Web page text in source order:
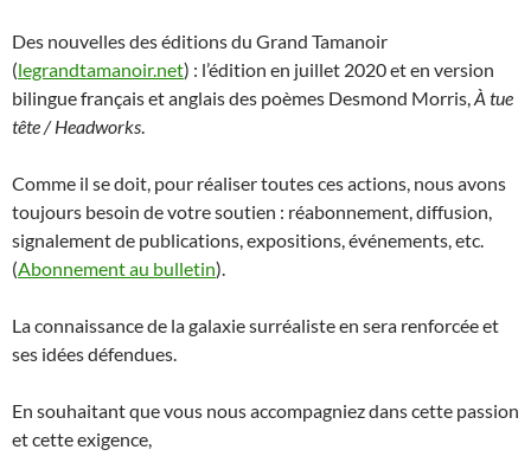
Des nouvelles des éditions du Grand Tamanoir
(legrandtamanoir.net) : l’édition en juillet 2020 et en version
bilingue français et anglais des poèmes Desmond Morris,À tue
tête / Headworks.
Comme il se doit, pour réaliser toutes ces actions, nous avons
toujours besoin de votre soutien : réabonnement, diffusion,
signalement de publications, expositions, événements, etc.
(Abonnement au bulletin).
La connaissance de la galaxie surréaliste en sera renforcée et
ses idées défendues.
En souhaitant que vous nous accompagniez dans cette passion
et cette exigence,